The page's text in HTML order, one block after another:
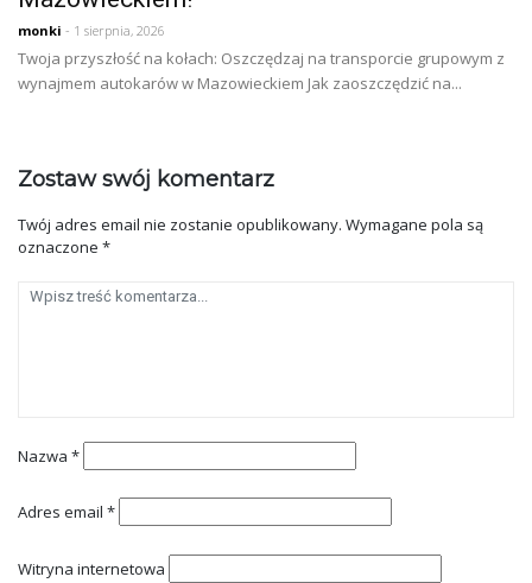
monki - 1 sierpnia, 2026
Twoja przyszłość na kołach: Oszczędzaj na transporcie grupowym z
wynajmem autokarów w Mazowieckiem Jak zaoszczędzić na...
Zostaw swój komentarz
Twój adres email nie zostanie opublikowany. Wymagane pola są
oznaczone *
Nazwa *
Adres email *
Witryna internetowa